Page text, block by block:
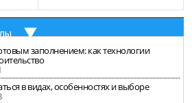
заполнением: как технологии
в видах, особенностях и выборе